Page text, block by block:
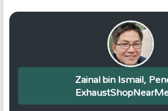
Zainal bin Ismail,